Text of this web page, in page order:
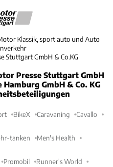
Klassik, sport auto und Auto
Stuttgart GmbH & Co.KG
Presse Stuttgart GmbH
GmbH & Co. KG
BikeX Caravaning Cavallo
tanken Men's Health
Promobil Runner's World